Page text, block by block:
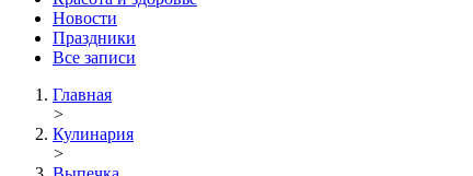
Новости
Праздники
Все записи
Главная
>
Кулинария
>